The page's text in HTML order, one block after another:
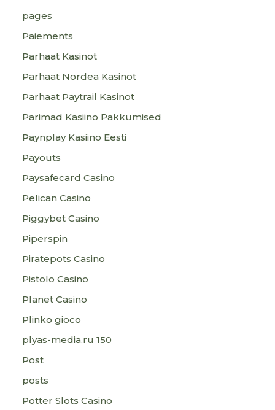
pages
Paiements
Parhaat Kasinot
Parhaat Nordea Kasinot
Parhaat Paytrail Kasinot
Parimad Kasiino Pakkumised
Paynplay Kasiino Eesti
Payouts
Paysafecard Casino
Pelican Casino
Piggybet Casino
Piperspin
Piratepots Casino
Pistolo Casino
Planet Casino
Plinko gioco
plyas-media.ru 150
Post
posts
Potter Slots Casino